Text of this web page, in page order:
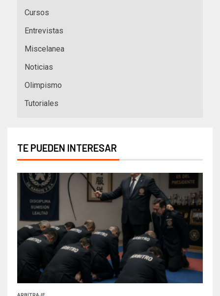
Cursos
Entrevistas
Miscelanea
Noticias
Olimpismo
Tutoriales
TE PUEDEN INTERESAR